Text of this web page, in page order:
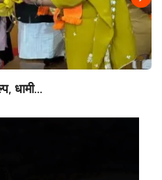
धामी...